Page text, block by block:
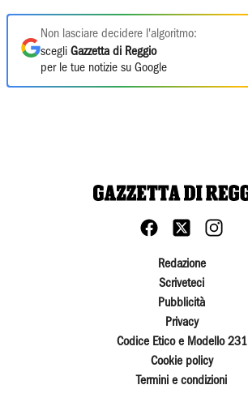
Non lasciare decidere l'algoritmo:
scegli Gazzetta di Reggio
per le tue notizie su Google
Redazione
Scriveteci
Pubblicità
Privacy
Codice Etico e Modello 231
Cookie policy
Termini e condizioni